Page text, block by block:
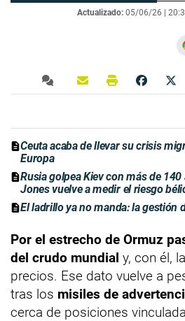
Actualizado: 05/06/26 |
Ceuta acaba de llevar su crisis
Europa
Rusia golpea Kiev con más de 140
Jones vuelve a medir el riesgo
El ladrillo ya no manda: la gestión
Por el estrecho de Ormuz
del crudo mundial y, con él,
precios. Ese dato vuelve a
tras los misiles de
cerca de posiciones